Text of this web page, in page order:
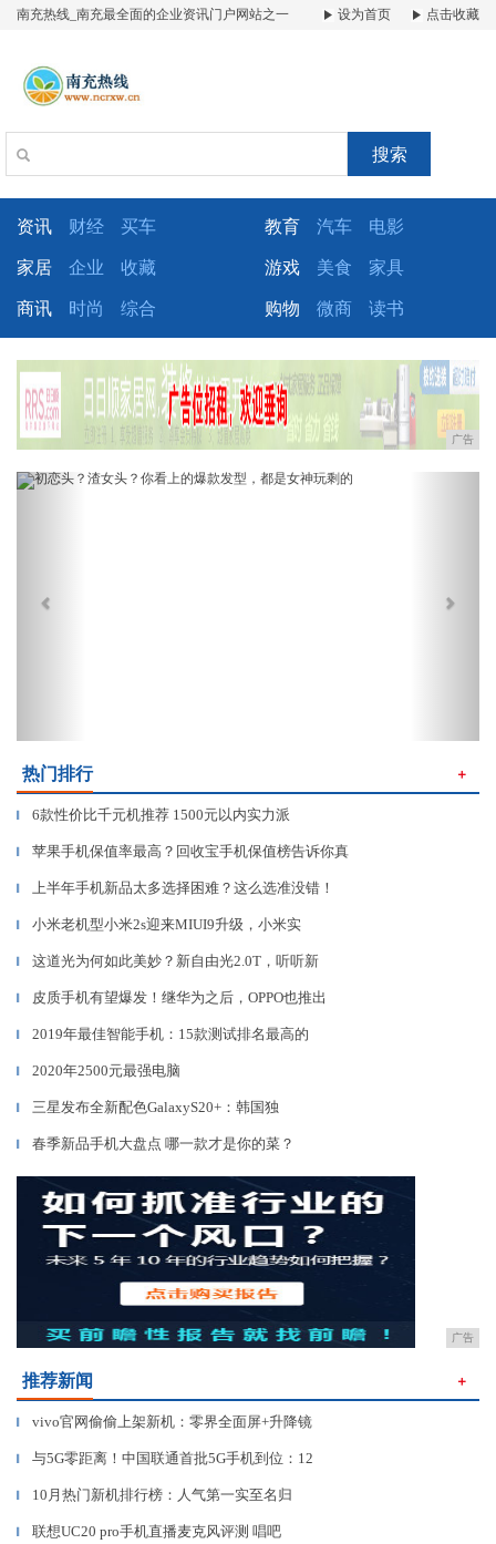
南充热线_南充最全面的企业资讯门户网站之一 设为首页 点击收藏
搜索
资讯 财经 买车 教育 汽车 电影
家居 企业 收藏 游戏 美食 家具
商讯 时尚 综合 购物 微商 读书
广告
Previous
热门排行 ＋
▎ 6款性价比千元机推荐 1500元以内实力派
▎ 苹果手机保值率最高？回收宝手机保值榜告诉你真
▎ 上半年手机新品太多选择困难？这么选准没错！
▎ 小米老机型小米2s迎来MIUI9升级，小米实
▎ 这道光为何如此美妙？新自由光2.0T，听听新
▎ 皮质手机有望爆发！继华为之后，OPPO也推出
▎ 2019年最佳智能手机：15款测试排名最高的
▎ 2020年2500元最强电脑
▎ 三星发布全新配色GalaxyS20+：韩国独
▎ 春季新品手机大盘点 哪一款才是你的菜？
广告
推荐新闻 ＋
▎ vivo官网偷偷上架新机：零界全面屏+升降镜
▎ 与5G零距离！中国联通首批5G手机到位：12
▎ 10月热门新机排行榜：人气第一实至名归
▎ 联想UC20 pro手机直播麦克风评测 唱吧